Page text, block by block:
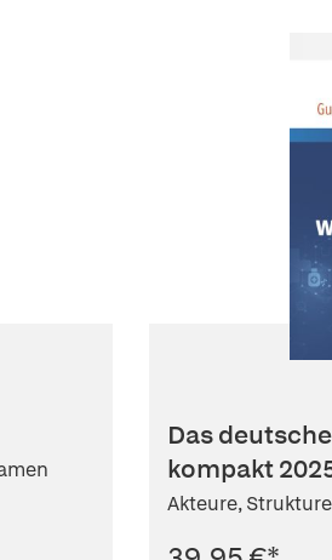
Das
kompakt
Akteure,